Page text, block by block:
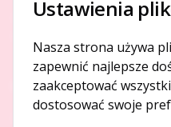
Platforma ogłoszeń i firm,
O NAS
Ustawienia
Nasza strona używa
zapewnić najlepsze
zaakceptować
dostosować swoje